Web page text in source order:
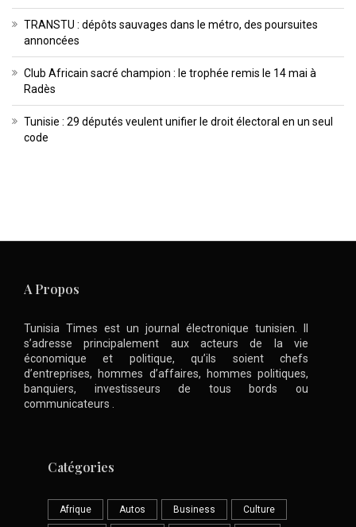
TRANSTU : dépôts sauvages dans le métro, des poursuites
annoncées
Club Africain sacré champion : le trophée remis le 14 mai à
Radès
Tunisie : 29 députés veulent unifier le droit électoral en un seul
code
A Propos
Tunisia Times est un journal électronique tunisien. Il
s’adresse principalement aux acteurs de la vie
économique et politique, qu’ils soient chefs
d’entreprises, hommes d’affaires, hommes politiques,
banquiers, investisseurs de tous bords ou
communicateurs .
Catégories
Afrique Autos Business Culture